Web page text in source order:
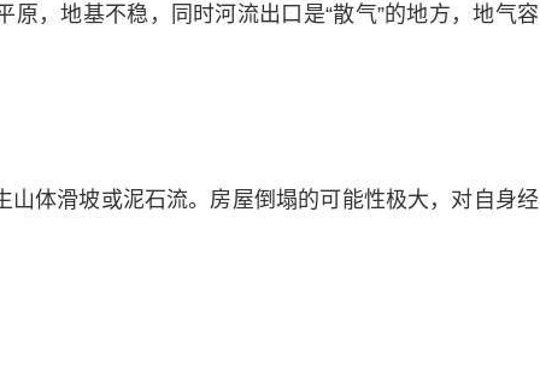
，地基不稳，同时河流出口是“散气”的地方，地气容
体滑坡或泥石流。房屋倒塌的可能性极大，对自身经